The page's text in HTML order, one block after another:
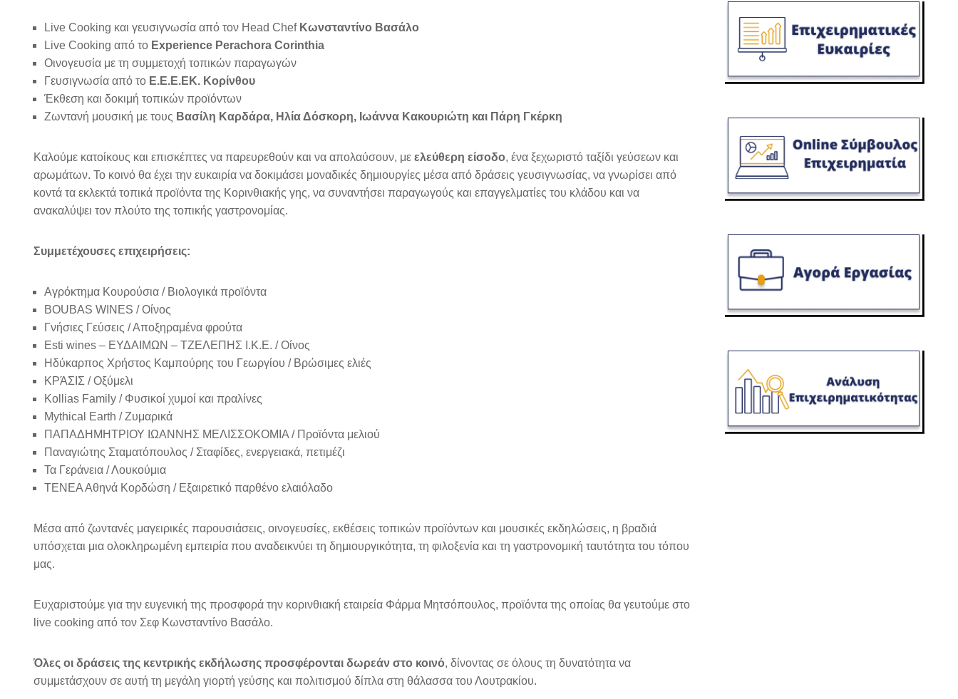
Live Cooking και γευσιγνωσία από τον Head Chef Κωνσταντίνο Βασάλο
Live Cooking από το Experience Perachora Corinthia
Οινογευσία με τη συμμετοχή τοπικών παραγωγών
Γευσιγνωσία από το Ε.Ε.Ε.ΕΚ. Κορίνθου
Έκθεση και δοκιμή τοπικών προϊόντων
Ζωντανή μουσική με τους Βασίλη Καρδάρα, Ηλία Δόσκορη, Ιωάννα Κακουριώτη και Πάρη Γκέρκη
Καλούμε κατοίκους και επισκέπτες να παρευρεθούν και να απολαύσουν, με ελεύθερη είσοδο, ένα ξεχωριστό ταξίδι γεύσεων και
αρωμάτων. Το κοινό θα έχει την ευκαιρία να δοκιμάσει μοναδικές δημιουργίες μέσα από δράσεις γευσιγνωσίας, να γνωρίσει από
κοντά τα εκλεκτά τοπικά προϊόντα της Κορινθιακής γης, να συναντήσει παραγωγούς και επαγγελματίες του κλάδου και να
ανακαλύψει τον πλούτο της τοπικής γαστρονομίας.
Συμμετέχουσες επιχειρήσεις:
Αγρόκτημα Κουρούσια / Βιολογικά προϊόντα
BOUBAS WINES / Οίνος
Γνήσιες Γεύσεις / Αποξηραμένα φρούτα
Esti wines – ΕΥΔΑΙΜΩΝ – ΤΖΕΛΕΠΗΣ Ι.Κ.Ε. / Οίνος
Ηδύκαρπος Χρήστος Καμπούρης του Γεωργίου / Βρώσιμες ελιές
ΚΡΆΣΙΣ / Οξύμελι
Kollias Family / Φυσικοί χυμοί και πραλίνες
Mythical Earth / Ζυμαρικά
ΠΑΠΑΔΗΜΗΤΡΙΟΥ ΙΩΑΝΝΗΣ ΜΕΛΙΣΣΟΚΟΜΙΑ / Προϊόντα μελιού
Παναγιώτης Σταματόπουλος / Σταφίδες, ενεργειακά, πετιμέζι
Τα Γεράνεια /Λουκούμια
ΤΕΝΕΑ Αθηνά Κορδώση / Εξαιρετικό παρθένο ελαιόλαδο
Μέσα από ζωντανές μαγειρικές παρουσιάσεις, οινογευσίες, εκθέσεις τοπικών προϊόντων και μουσικές εκδηλώσεις, η βραδιά
υπόσχεται μια ολοκληρωμένη εμπειρία που αναδεικνύει τη δημιουργικότητα, τη φιλοξενία και τη γαστρονομική ταυτότητα του τόπου
μας.
Ευχαριστούμε για την ευγενική της προσφορά την κορινθιακή εταιρεία Φάρμα Μητσόπουλος, προϊόντα της οποίας θα γευτούμε στο
live cooking από τον Σεφ Κωνσταντίνο Βασάλο.
Όλες οι δράσεις της κεντρικής εκδήλωσης προσφέρονται δωρεάν στο κοινό, δίνοντας σε όλους τη δυνατότητα να
συμμετάσχουν σε αυτή τη μεγάλη γιορτή γεύσης και πολιτισμού δίπλα στη θάλασσα του Λουτρακίου.